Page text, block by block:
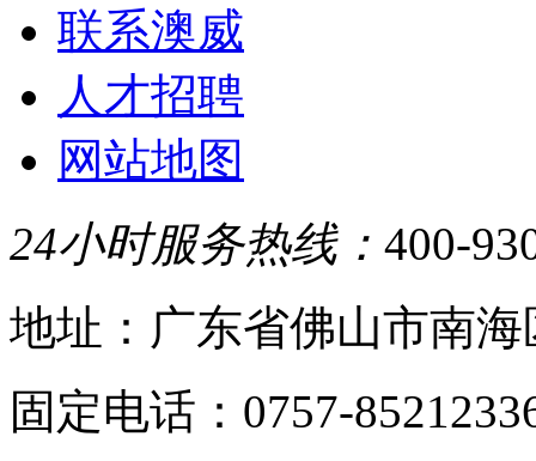
联系澳威
人才招聘
网站地图
24小时服务热线： 400-
地址：广东省佛山市南
固定电话：0757-